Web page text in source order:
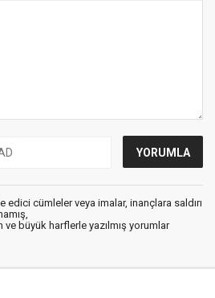
edici cümleler veya imalar, inançlara saldırı
ve büyük harflerle yazılmış yorumlar